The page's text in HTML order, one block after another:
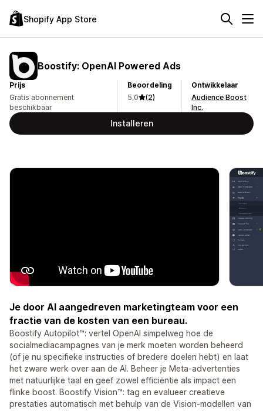
Shopify App Store
Boostify: OpenAI Powered Ads
Prijs
Gratis abonnement
beschikbaar
Beoordeling
5,0
(2)
Ontwikkelaar
Audience Boost
Inc.
Installeren
Je door AI aangedreven marketingteam voor een
fractie van de kosten van een bureau.
Boostify Autopilot™: vertel OpenAI simpelweg hoe de
socialmediacampagnes van je merk moeten worden beheerd
(of je nu specifieke instructies of bredere doelen hebt) en laat
het zware werk over aan de AI. Beheer je Meta-advertenties
met natuurlijke taal en geef zowel efficiëntie als impact een
flinke boost. Boostify Vision™: tag en evalueer creatieve
prestaties automatisch met behulp van de Vision-modellen van